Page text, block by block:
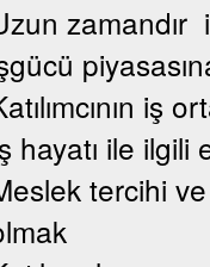
zamandır
iş
hayatı ile
tercihi